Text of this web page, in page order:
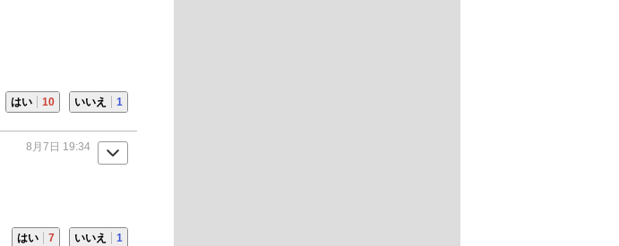
はい 10 いいえ 1
8月7日 19:34
はい 7 いいえ 1